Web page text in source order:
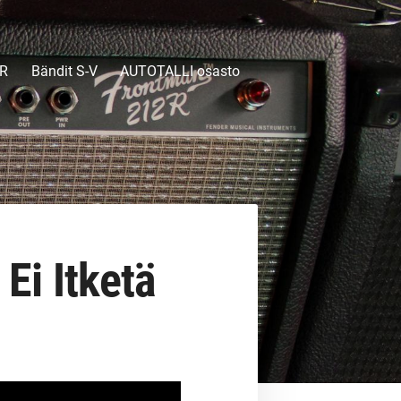
Bändit S-V
AUTOTALLI osasto
Itketä